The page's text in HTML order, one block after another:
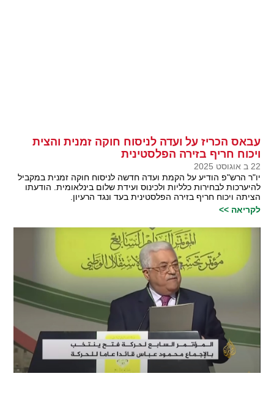
עבאס הכריז על ועדה לניסוח חוקה זמנית והצית
ויכוח חריף בזירה הפלסטינית
22 ב אוגוסט 2025
יו"ר הרש"פ הודיע על הקמת ועדה חדשה לניסוח חוקה זמנית במקביל
להיערכות לבחירות כלליות ולכינוס ועידת שלום בינלאומית. הודעתו
הציתה ויכוח חריף בזירה הפלסטינית בעד ונגד הרעיון.
לקריאה >>